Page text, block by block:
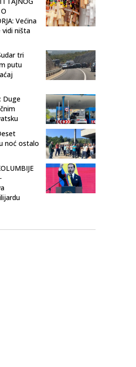
Većina
vidi ništa
tri
putu
Duge
noć ostalo